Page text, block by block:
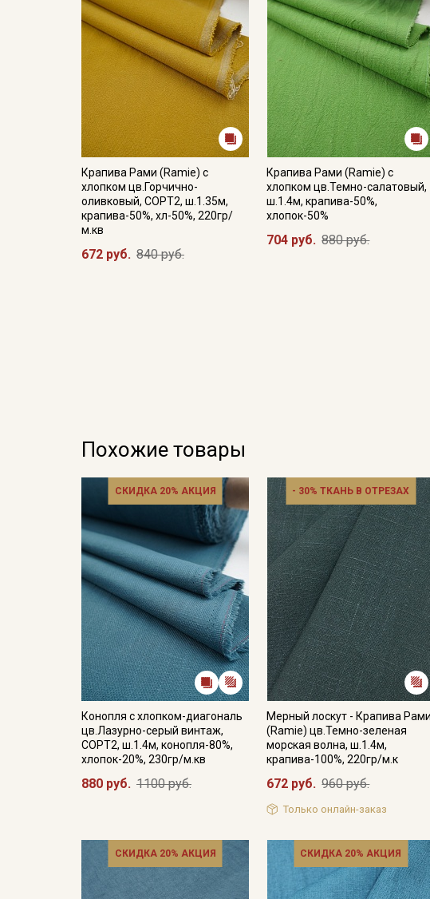
Крапива Рами (Ramie) с
хлопком цв.Горчично-
оливковый, СОРТ2, ш.1.35м,
крапива-50%, хл-50%, 220гр/
м.кв
672 руб. 840 руб.
Крапива Рами (Ramie) с
хлопком цв.Темно-салатовый,
ш.1.4м, крапива-50%,
хлопок-50%
704 руб. 880 руб.
Похожие товары
СКИДКА 20% АКЦИЯ
Конопля с хлопком-диагональ
цв.Лазурно-серый винтаж,
СОРТ2, ш.1.4м, конопля-80%,
хлопок-20%, 230гр/м.кв
880 руб. 1100 руб.
- 30% ТКАНЬ В ОТРЕЗАХ
Мерный лоскут - Крапива Рами
(Ramie) цв.Темно-зеленая
морская волна, ш.1.4м,
крапива-100%, 220гр/м.к
672 руб. 960 руб.
Только онлайн-заказ
СКИДКА 20% АКЦИЯ СКИДКА 20% АКЦИЯ